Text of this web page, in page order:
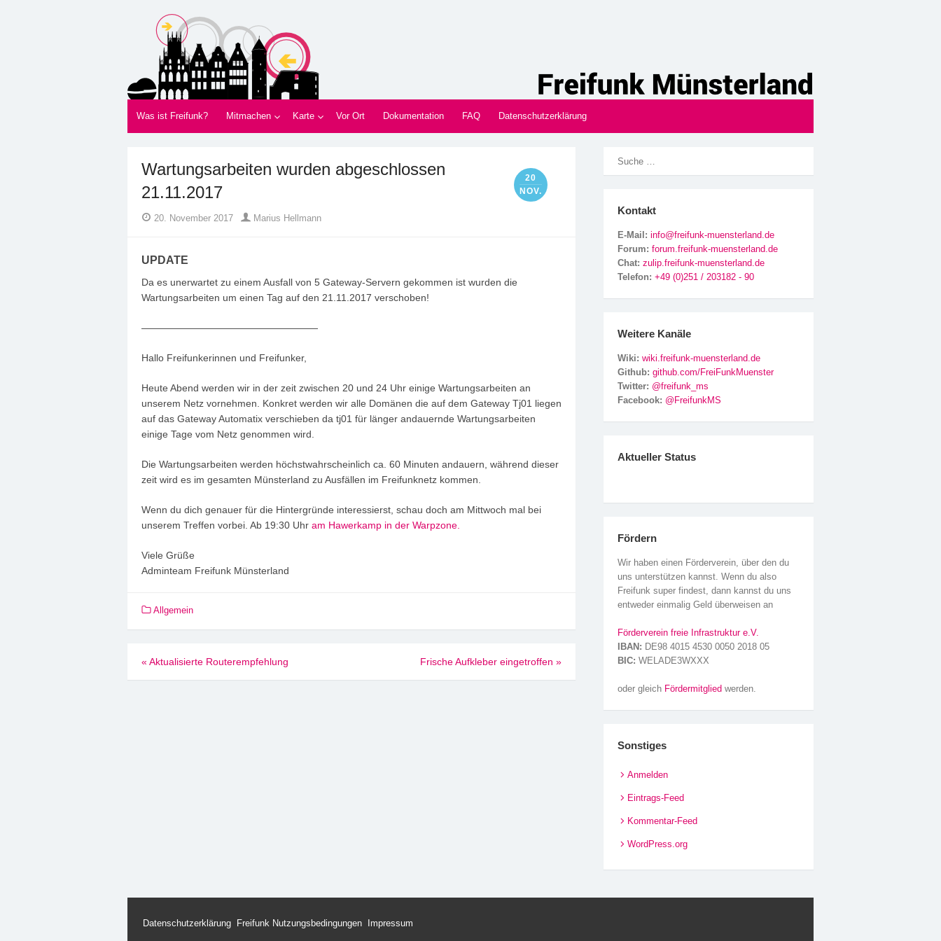
Freifunk Münsterland
Was ist Freifunk? Mitmachen Karte Vor Ort Dokumentation FAQ Datenschutzerklärung
Wartungsarbeiten wurden abgeschlossen
21.11.2017
20
NOV.
Posted
on
20. November 2017
Marius Hellmann
UPDATE
Da es unerwartet zu einem Ausfall von 5 Gateway-Servern gekommen ist wurden die
Wartungsarbeiten um einen Tag auf den 21.11.2017 verschoben!
——————————————————
Hallo Freifunkerinnen und Freifunker,
Heute Abend werden wir in der zeit zwischen 20 und 24 Uhr einige Wartungsarbeiten an
unserem Netz vornehmen. Konkret werden wir alle Domänen die auf dem Gateway Tj01 liegen
auf das Gateway Automatix verschieben da tj01 für länger andauernde Wartungsarbeiten
einige Tage vom Netz genommen wird.
Die Wartungsarbeiten werden höchstwahrscheinlich ca. 60 Minuten andauern, während dieser
zeit wird es im gesamten Münsterland zu Ausfällen im Freifunknetz kommen.
Wenn du dich genauer für die Hintergründe interessierst, schau doch am Mittwoch mal bei
unserem Treffen vorbei. Ab 19:30 Uhr am Hawerkamp in der Warpzone.
Viele Grüße
Adminteam Freifunk Münsterland
Allgemein
Beitragsnavigation
« Aktualisierte Routerempfehlung Frische Aufkleber eingetroffen »
Kontakt
E-Mail: info@freifunk-muensterland.de
Forum: forum.freifunk-muensterland.de
Chat: zulip.freifunk-muensterland.de
Telefon: +49 (0)251 / 203182 - 90
Weitere Kanäle
Wiki: wiki.freifunk-muensterland.de
Github: github.com/FreiFunkMuenster
Twitter: @freifunk_ms
Facebook: @FreifunkMS
Aktueller Status
Fördern
Wir haben einen Förderverein, über den du
uns unterstützen kannst. Wenn du also
Freifunk super findest, dann kannst du uns
entweder einmalig Geld überweisen an
Förderverein freie Infrastruktur e.V.
IBAN: DE98 4015 4530 0050 2018 05
BIC: WELADE3WXXX
oder gleich Fördermitglied werden.
Sonstiges
Anmelden
Eintrags-Feed
Kommentar-Feed
WordPress.org
Datenschutzerklärung Freifunk Nutzungsbedingungen Impressum